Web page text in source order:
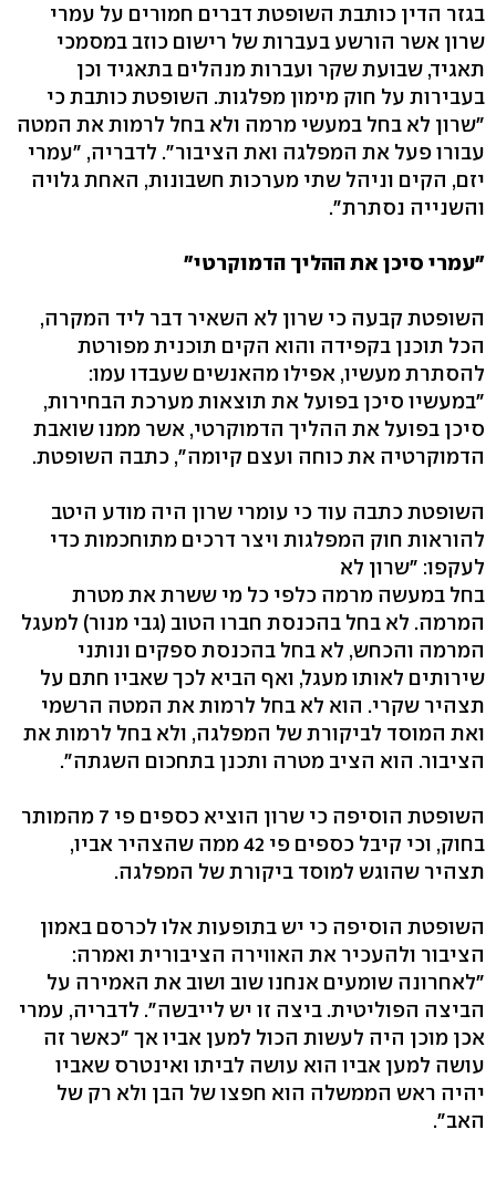
בגזר הדין כותבת השופטת דברים חמורים על עמרי
שרון אשר הורשע בעברות של רישום כוזב במסמכי
תאגיד, שבועת שקר ועברות מנהלים בתאגיד וכן
בעבירות על חוק מימון מפלגות. השופטת כותבת כי
"שרון לא בחל במעשי מרמה ולא בחל לרמות את המטה
עבורו פעל את המפלגה ואת הציבור". לדבריה, "עמרי
יזם, הקים וניהל שתי מערכות חשבונות, האחת גלויה
והשנייה נסתרת".
"עמרי סיכן את ההליך הדמוקרטי"
השופטת קבעה כי שרון לא השאיר דבר ליד המקרה,
הכל תוכנן בקפידה והוא הקים תוכנית מפורטת
להסתרת מעשיו, אפילו מהאנשים שעבדו עמו:
"במעשיו סיכן בפועל את תוצאות מערכת הבחירות,
סיכן בפועל את ההליך הדמוקרטי, אשר ממנו שואבת
הדמוקרטיה את כוחה ועצם קיומה", כתבה השופטת.
השופטת כתבה עוד כי עומרי שרון היה מודע היטב
להוראות חוק המפלגות ויצר דרכים מתוחכמות כדי
לעקפו: "שרון לא
בחל במעשה מרמה כלפי כל מי ששרת את מטרת
המרמה. לא בחל בהכנסת חברו הטוב (גבי מנור) למעגל
המרמה והכחש, לא בחל בהכנסת ספקים ונותני
שירותים לאותו מעגל, ואף הביא לכך שאביו חתם על
תצהיר שקרי. הוא לא בחל לרמות את המטה הרשמי
ואת המוסד לביקורת של המפלגה, ולא בחל לרמות את
הציבור. הוא הציב מטרה ותכנן בתחכום השגתה".
השופטת הוסיפה כי שרון הוציא כספים פי 7 מהמותר
בחוק, וכי קיבל כספים פי 42 ממה שהצהיר אביו,
תצהיר שהוגש למוסד ביקורת של המפלגה.
השופטת הוסיפה כי יש בתופעות אלו לכרסם באמון
הציבור ולהעכיר את האווירה הציבורית ואמרה:
"לאחרונה שומעים אנחנו שוב ושוב את האמירה על
הביצה הפוליטית. ביצה זו יש לייבשה". לדבריה, עמרי
אכן מוכן היה לעשות הכול למען אביו אך "כאשר זה
עושה למען אביו הוא עושה לביתו ואינטרס שאביו
יהיה ראש הממשלה הוא חפצו של הבן ולא רק של
האב".